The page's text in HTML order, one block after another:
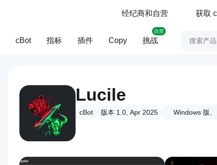
经纪商和自营 获取
cBot 指标 插件 Copy 挑战
自营
Lucile
cBot 版本 1.0, Apr 2025 Windows 版